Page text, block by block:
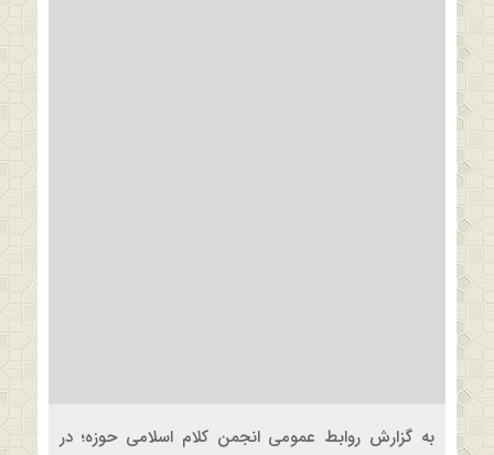
به گزارش روابط عمومی انجمن کلام اسلامی حوزه؛ در